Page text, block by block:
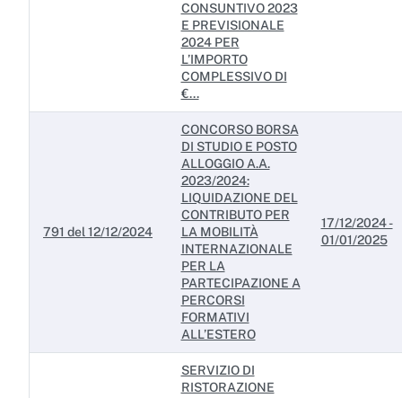
CONSUNTIVO 2023
E PREVISIONALE
2024 PER
L’IMPORTO
COMPLESSIVO DI
€...
791 del 12/12/2024
CONCORSO BORSA
DI STUDIO E POSTO
ALLOGGIO A.A.
2023/2024:
LIQUIDAZIONE DEL
CONTRIBUTO PER
LA MOBILITÀ
INTERNAZIONALE
PER LA
PARTECIPAZIONE A
PERCORSI
FORMATIVI
ALL’ESTERO
17/12/2024 -
01/01/2025
SERVIZIO DI
RISTORAZIONE